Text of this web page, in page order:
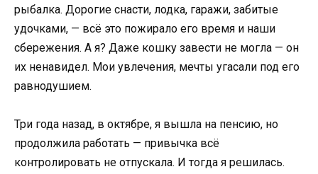
рыбалка. Дорогие снасти, лодка, гаражи, забитые
удочками, — всё это пожирало его время и наши
сбережения. А я? Даже кошку завести не могла — он
их ненавидел. Мои увлечения, мечты угасали под его
равнодушием.
Три года назад, в октябре, я вышла на пенсию, но
продолжила работать — привычка всё
контролировать не отпускала. И тогда я решилась.